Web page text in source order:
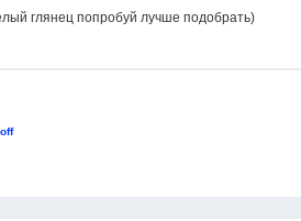
глянец попробуй лучше подобрать)